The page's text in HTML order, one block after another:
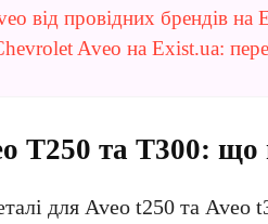
від провідних брендів на
Aveo на Exist.ua:
T250 та T300: що
для Aveo t250 та Aveo